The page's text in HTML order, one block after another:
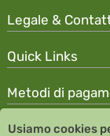
Legale &
Quick Links
Metodi di
Usiamo cookies